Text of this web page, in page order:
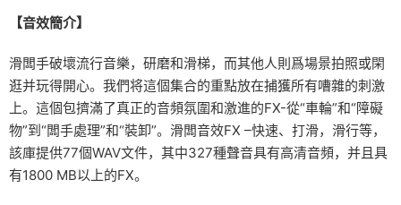
【音效簡介】
滑闆手破壞流行音樂，研磨和滑梯，而其他人則爲場景拍照或閑
逛并玩得開心。我們将這個集合的重點放在捕獲所有嘈雜的刺激
上。這個包擠滿了真正的音頻氛圍和激進的FX-從“車輪”和“障礙
物”到“闆手處理”和“裝卸”。滑闆音效FX –快速、打滑，滑行等，
該庫提供77個WAV文件，其中327種聲音具有高清音頻，并且具
有1800 MB以上的FX。